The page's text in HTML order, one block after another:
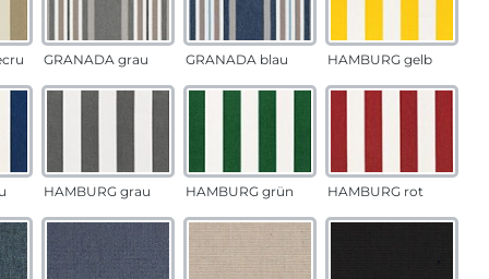
GRANADA grau GRANADA blau HAMBURG gelb
HAMBURG grau HAMBURG grün HAMBURG rot